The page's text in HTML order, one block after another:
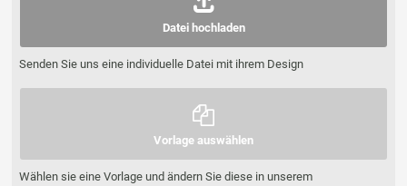
Datei hochladen
Senden Sie uns eine individuelle Datei mit ihrem Design
Vorlage auswählen
Wählen sie eine Vorlage und ändern Sie diese in unserem